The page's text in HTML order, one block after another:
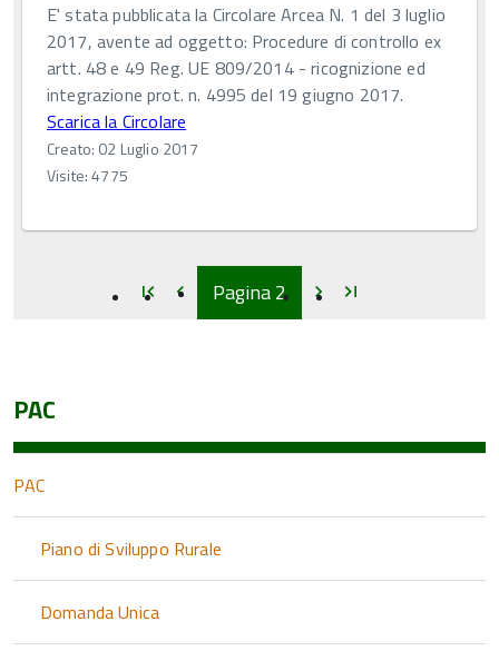
E' stata pubblicata la Circolare Arcea N. 1 del 3 luglio
2017, avente ad oggetto: Procedure di controllo ex
artt. 48 e 49 Reg. UE 809/2014 - ricognizione ed
integrazione prot. n. 4995 del 19 giugno 2017.
Scarica la Circolare
Creato: 02 Luglio 2017
Visite: 4775
first_page Inizio
chevron_left InizioPagina2 chevron_right Inizio
last_page
PAC
PAC
Piano di Sviluppo Rurale
Domanda Unica